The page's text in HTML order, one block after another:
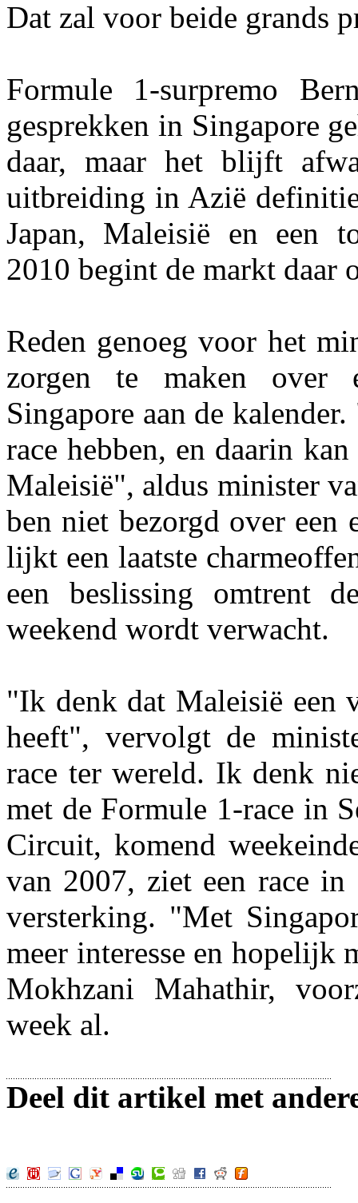
Dat zal voor beide grands
Formule 1-surpremo
gesprekken in Singapore
daar, maar het blijft
uitbreiding in Azië
Japan, Maleisië en een
2010 begint de markt daar
Reden genoeg voor het
zorgen te maken over
Singapore aan de
race hebben, en daarin
Maleisië", aldus minister
ben niet bezorgd over een
lijkt een laatste
een beslissing omtrent
weekend wordt verwacht.
"Ik denk dat Maleisië een
heeft", vervolgt de
race ter wereld. Ik denk
met de Formule 1-race in
Circuit, komend
van 2007, ziet een race
versterking. "Met
meer interesse en hopelijk
Mokhzani Mahathir,
week al.
Deel dit artikel met